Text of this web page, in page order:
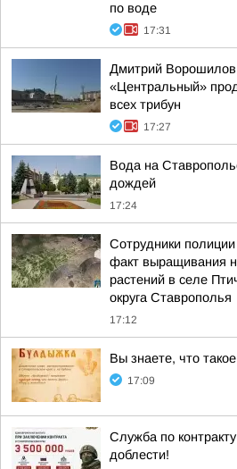
по воде
17:31
Дмитрий
«Центральный»
всех трибун
17:27
Вода на
дождей
17:24
Сотрудники
факт выращивания
растений в селе
округа Ставрополья
17:12
Вы знаете, что
17:09
Служба по
доблести!